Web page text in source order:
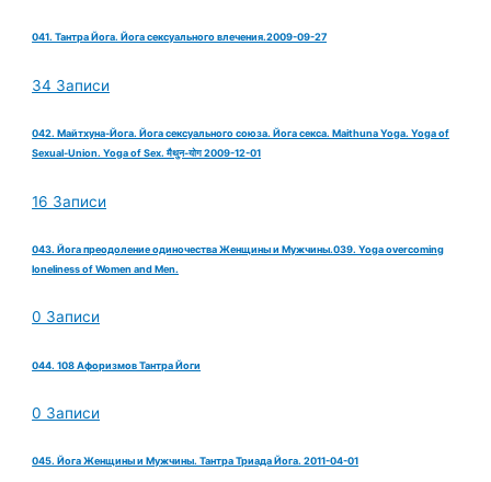
041. Тантра Йога. Йога сексуального влечения.2009-09-27
34 Записи
042. Майтхуна-Йога. Йога сексуального союза. Йога секса. Maithuna Yoga. Yoga of
Sexual-Union. Yoga of Sex. मैथुन-योग 2009-12-01
16 Записи
043. Йога преодоление одиночества Женщины и Мужчины.039. Yoga overcoming
loneliness of Women and Men.
0 Записи
044. 108 Афоризмов Тантра Йоги
0 Записи
045. Йога Женщины и Мужчины. Тантра Триада Йога. 2011-04-01